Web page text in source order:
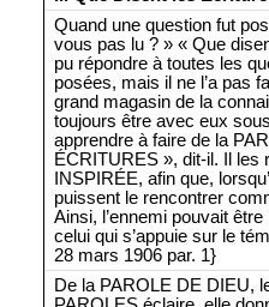
Quand une question fut
vous pas lu ? » « Que
pu répondre à toutes les
posées, mais il ne l’a pas
grand magasin de la
toujours être avec eux
apprendre à faire de la
ÉCRITURES », dit-il. Il
INSPIRÉE, afin que,
puissent le rencontrer
Ainsi, l’ennemi pouvait
celui qui s’appuie sur le
28 mars 1906 par. 1}
De la PAROLE DE DIEU,